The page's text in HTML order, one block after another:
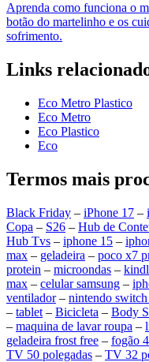
Aprenda como funciona o
botão do martelinho e os
sofrimento.
Links
Eco Metro Plastico
Eco Metro
Eco Plastico
Eco
Termos mais
Black Friday – iPhone 17 –
Copa – S26 – Hub de
Hub Tvs – iphone 15 –
max – geladeira – poco x7
protein – microondas –
max – celular samsung –
ventilador– nintendo switch
– tablet – Bicicleta – Body
– maquina de lavar roupa –
geladeira frost free – fogão
TV 50 polegadas – TV 32